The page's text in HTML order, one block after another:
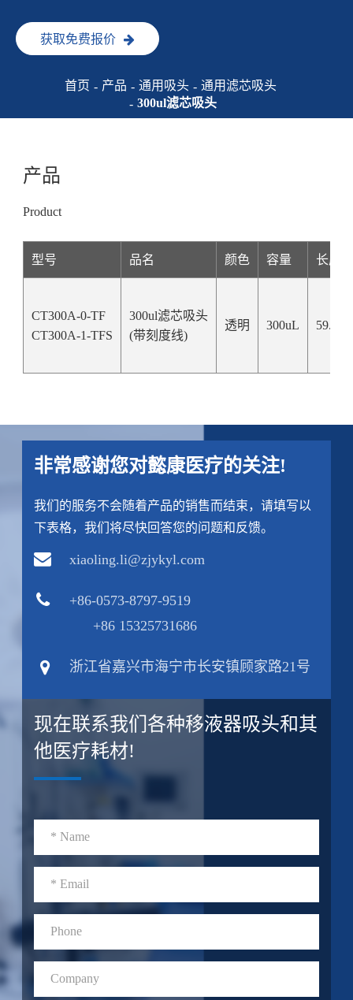
获取免费报价
首页 产品 通用吸头
通用滤芯吸头
300ul滤芯吸头
产品
Product
型号 品名 颜色 容量 长度
CT300A-0-TF
CT300A-1-TFS
300ul滤芯吸头
(带刻度线)
透明 300uL
非常感谢您对懿康医疗的关注!
我们的服务不会随着产品的销售而结束，请填写以
下表格，我们将尽快回答您的问题和反馈。
xiaoling.li@zjykyl.com
+86-0573-8797-9519
+86 15325731686
浙江省嘉兴市海宁市长安镇顾家路21号
现在联系我们各种移液器吸头和其
他医疗耗材!